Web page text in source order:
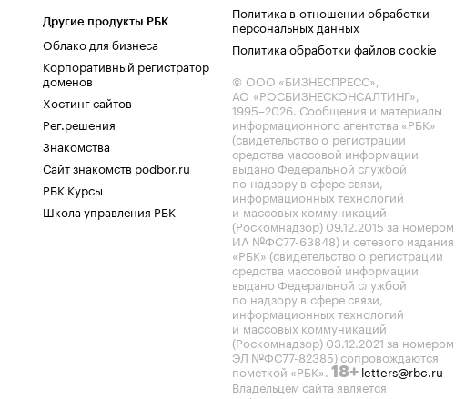
Другие продукты РБК
Облако для бизнеса
Корпоративный регистратор
доменов
Хостинг сайтов
Рег.решения
Знакомства
Сайт знакомств podbor.ru
РБК Курсы
Школа управления РБК
Политика в отношении обработки
персональных данных
Политика обработки файлов cookie
© ООО «БИЗНЕСПРЕСС»,
АО «РОСБИЗНЕСКОНСАЛТИНГ»,
1995–2026. Сообщения и материалы
информационного агентства «РБК»
(свидетельство о регистрации
средства массовой информации
выдано Федеральной службой
по надзору в сфере связи,
информационных технологий
и массовых коммуникаций
(Роскомнадзор) 09.12.2015 за номером
ИА №ФС77-63848) и сетевого издания
«РБК» (свидетельство о регистрации
средства массовой информации
выдано Федеральной службой
по надзору в сфере связи,
информационных технологий
и массовых коммуникаций
(Роскомнадзор) 03.12.2021 за номером
ЭЛ №ФС77-82385) сопровождаются
пометкой «РБК». 18+ letters@rbc.ru
Владельцем сайта является